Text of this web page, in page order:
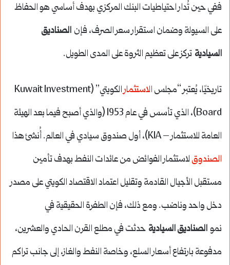
ففي حين تُدار احتياطيات البنك المركزي بهدف أساسي هو الحفاظ
على السيولة وضمان استقرار سعر الصرف، فإن الصناديق
السيادية تركز على تعظيم الثروة على المدى الطويل.
تاريخيًا، يُعتبر “مجلس الاستثمار
الكويتي” (Kuwait Investment
Board)، الذي تأسس في عام 1953 (والذي أصبح فيما بعد الهيئة
العامة للاستثمار – KIA)، أول صندوق سيادي في العالم. أُنشئ هذا
الصندوق لاستثمار الفوائض من عائدات النفط بهدف تأمين
مستقبل الأجيال القادمة وتقليل اعتماد الاقتصاد الكويتي على مصدر
دخل واحد وناضب. ومع ذلك، فإن الطفرة الحقيقية في
نمو الصناديق السيادية حدثت في مطلع القرن الحادي والعشرين،
مدفوعة بارتفاع أسعار السلع، وخاصة النفط والغاز، إلى جانب تراكم